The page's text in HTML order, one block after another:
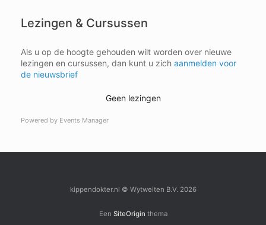
Lezingen & Cursussen
Als u op de hoogte gehouden wilt worden over nieuwe
lezingen en cursussen, dan kunt u zich aanmelden voor
de nieuwsbrief
Geen lezingen
Powered by Events Manager
kippendokter.nl © Wytweiten B.V. 2026
Een SiteOrigin thema